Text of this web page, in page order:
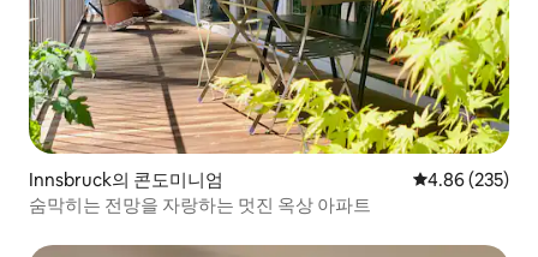
Innsbruck의 콘도미니엄 평점 4.86점(5
4.86 (235)
숨막히는 전망을 자랑하는 멋진 옥상 아파트